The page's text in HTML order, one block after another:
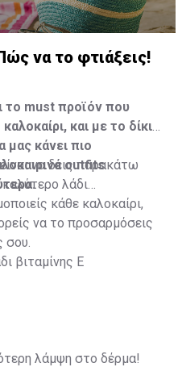
να το φτιάξεις!
το must προϊόν που
και με το δίκιο
κάνει πιο
outfits
να δεις παρακάτω
λάδι
κάθε καλοκαίρι,
να το προσαρμόσεις
σου.
βιταμίνης Ε
λάμψη στο δέρμα!